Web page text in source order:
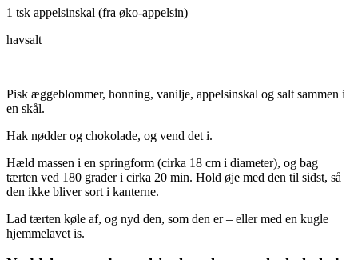
1 tsk appelsinskal (fra øko-appelsin)
havsalt
Pisk æggeblommer, honning, vanilje, appelsinskal og salt sammen i
en skål.
Hak nødder og chokolade, og vend det i.
Hæld massen i en springform (cirka 18 cm i diameter), og bag
tærten ved 180 grader i cirka 20 min. Hold øje med den til sidst, så
den ikke bliver sort i kanterne.
Lad tærten køle af, og nyd den, som den er – eller med en kugle
hjemmelavet is.